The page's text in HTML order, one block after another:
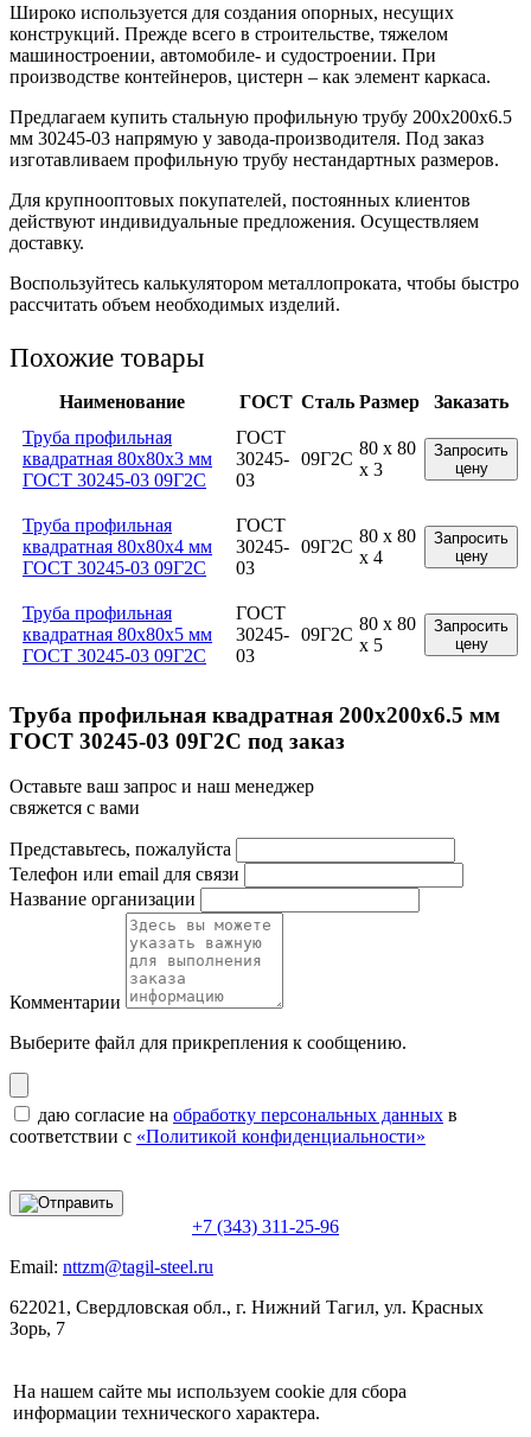
Широко используется для создания опорных, несущих
конструкций. Прежде всего в строительстве, тяжелом
машиностроении, автомобиле- и судостроении. При
производстве контейнеров, цистерн – как элемент каркаса.
Предлагаем купить стальную профильную трубу 200х200х6.5
мм 30245-03 напрямую у завода-производителя. Под заказ
изготавливаем профильную трубу нестандартных размеров.
Для крупнооптовых покупателей, постоянных клиентов
действуют индивидуальные предложения. Осуществляем
доставку.
Воспользуйтесь калькулятором металлопроката, чтобы быстро
рассчитать объем необходимых изделий.
Похожие товары
Наименование ГОСТ Сталь Размер
Заказать
Труба профильная
квадратная 80x80x3 мм
ГОСТ 30245-03 09Г2С
ГОСТ
30245-
03
09Г2С
80 x 80
x 3
Запросить
цену
Труба профильная
квадратная 80x80x4 мм
ГОСТ 30245-03 09Г2С
ГОСТ
30245-
03
09Г2С
80 x 80
x 4
Запросить
цену
Труба профильная
квадратная 80x80x5 мм
ГОСТ 30245-03 09Г2С
ГОСТ
30245-
03
09Г2С
80 x 80
x 5
Запросить
цену
Труба профильная квадратная 200x200x6.5 мм
ГОСТ 30245-03 09Г2С под заказ
Оставьте ваш запрос и наш менеджер
свяжется с вами
Представьтесь, пожалуйста
Телефон или email для связи
Название организации
Комментарии
Выберите файл для прикрепления к сообщению.
даю согласие на обработку персональных данных в
соответствии с «Политикой конфиденциальности»
+7 (343) 311-25-96
Email: nttzm@tagil-steel.ru
622021, Свердловская обл., г. Нижний Тагил, ул. Красных
Зорь, 7
На нашем сайте мы используем cookie для сбора
информации технического характера.